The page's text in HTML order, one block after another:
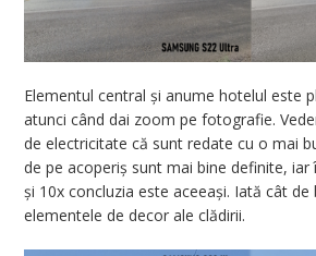
Elementul central și anume hotelul este
atunci când dai zoom pe fotografie.
de electricitate că sunt redate cu o mai
de pe acoperiș sunt mai bine definite,
și 10x concluzia este aceeași. Iată cât de
elementele de decor ale clădirii.